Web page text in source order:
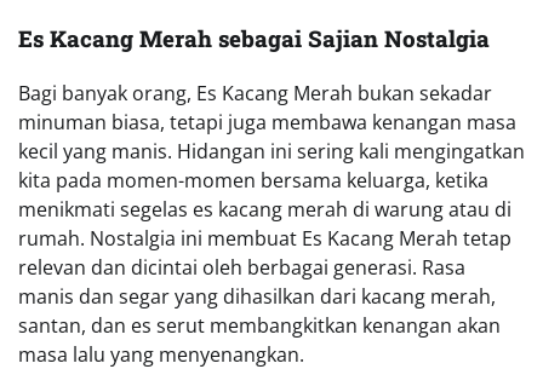
Es Kacang Merah sebagai Sajian Nostalgia
Bagi banyak orang, Es Kacang Merah bukan sekadar
minuman biasa, tetapi juga membawa kenangan masa
kecil yang manis. Hidangan ini sering kali mengingatkan
kita pada momen-momen bersama keluarga, ketika
menikmati segelas es kacang merah di warung atau di
rumah. Nostalgia ini membuat Es Kacang Merah tetap
relevan dan dicintai oleh berbagai generasi. Rasa
manis dan segar yang dihasilkan dari kacang merah,
santan, dan es serut membangkitkan kenangan akan
masa lalu yang menyenangkan.